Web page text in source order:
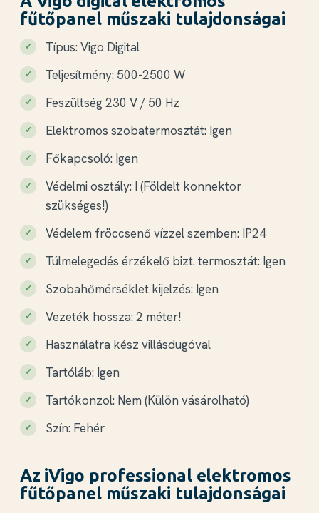
fűtőpanel műszaki tulajdonságai
Típus: Vigo Digital
Teljesítmény: 500-2500 W
Feszültség 230 V / 50 Hz
Elektromos szobatermosztát: Igen
Főkapcsoló: Igen
Védelmi osztály: I (Földelt konnektor
szükséges!)
Védelem fröccsenő vízzel szemben: IP24
Túlmelegedés érzékelő bizt. termosztát: Igen
Szobahőmérséklet kijelzés: Igen
Vezeték hossza: 2 méter!
Használatra kész villásdugóval
Tartóláb: Igen
Tartókonzol: Nem (Külön vásárolható)
Szín: Fehér
Az iVigo professional elektromos
fűtőpanel műszaki tulajdonságai